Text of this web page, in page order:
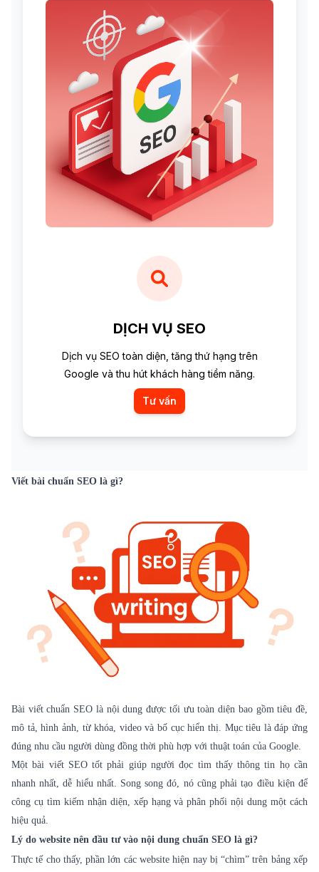
DỊCH VỤ SEO
Dịch vụ SEO toàn diện, tăng thứ hạng trên
Google và thu hút khách hàng tiềm năng.
Tư vấn
Viết bài chuẩn SEO là gì?
Bài viết chuẩn SEO là nội dung được tối ưu toàn diện bao gồm tiêu đề,
mô tả, hình ảnh, từ khóa, video và bố cục hiển thị. Mục tiêu là đáp ứng
đúng nhu cầu người dùng đồng thời phù hợp với thuật toán của Google.
Một bài viết SEO tốt phải giúp người đọc tìm thấy thông tin họ cần
nhanh nhất, dễ hiểu nhất. Song song đó, nó cũng phải tạo điều kiện để
công cụ tìm kiếm nhận diện, xếp hạng và phân phối nội dung một cách
hiệu quả.
Lý do website nên đầu tư vào nội dung chuẩn SEO là gì?
Thực tế cho thấy, phần lớn các website hiện nay bị “chìm” trên bảng xếp